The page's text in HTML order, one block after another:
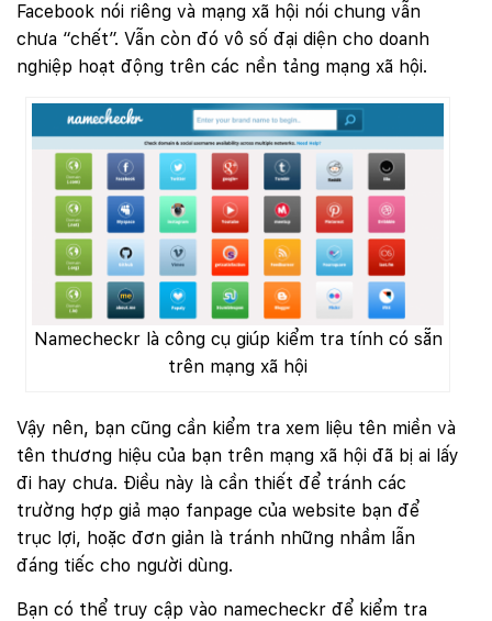
Facebook nói riêng và mạng xã hội nói chung vẫn
chưa “chết”. Vẫn còn đó vô số đại diện cho doanh
nghiệp hoạt động trên các nền tảng mạng xã hội.
Namecheckr là công cụ giúp kiểm tra tính có sẵn
trên mạng xã hội
Vậy nên, bạn cũng cần kiểm tra xem liệu tên miền và
tên thương hiệu của bạn trên mạng xã hội đã bị ai lấy
đi hay chưa. Điều này là cần thiết để tránh các
trường hợp giả mạo fanpage của website bạn để
trục lợi, hoặc đơn giản là tránh những nhầm lẫn
đáng tiếc cho người dùng.
Bạn có thể truy cập vào namecheckr để kiểm tra
Website:quanly.mona.media